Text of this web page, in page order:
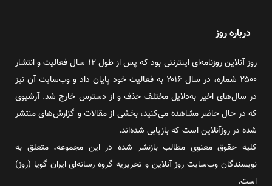
درباره روز
روز آنلاین روزنامه‌ای اینترنتی بود که پس از طول ۱۲ سال فعالیت و انتشار
۲۵۰۰ شماره، در سال ۲۰۱۶ به فعالیت خود پایان داد و وب‌سایت آن نیز
در سال‌های اخیر به‌دلایل مختلف حذف و از دسترس خارج شد. آرشیوی
که در حال حاضر مشاهده می‌کنید، بخشی از مقالات و گزارش‌های منتشر
شده در روزآنلاین است که بازیابی شده‌اند.
کلیه حقوق معنوی مطالب بازنشر شده در این مجموعه، متعلق به
نویسندگان وب‌سایت روز آنلاین و تحریریه گروه رسانه‌ای ایران گویا (روز)
است.